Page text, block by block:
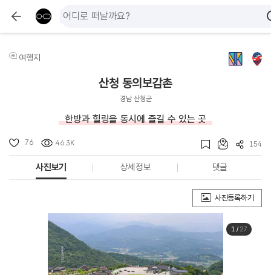
여행지
산청 동의보감촌
경남 산청군
한방과 힐링을 동시에 즐길 수 있는 곳
76 46.3K 154
사진보기 상세정보 댓글
사진등록하기
1/ 27